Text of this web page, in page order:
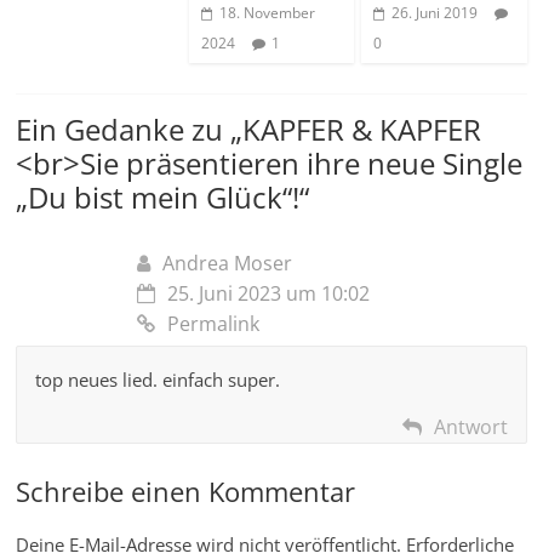
18. November
2024
1
26. Juni 2019
0
Ein Gedanke zu „KAPFER & KAPFER
<br>Sie präsentieren ihre neue Single
„Du bist mein Glück“!“
Andrea Moser
25. Juni 2023 um 10:02
Permalink
top neues lied. einfach super.
Antwort
Schreibe einen Kommentar
Deine E-Mail-Adresse wird nicht veröffentlicht. Erforderliche